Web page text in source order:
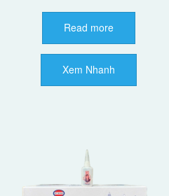
Read more
Xem Nhanh